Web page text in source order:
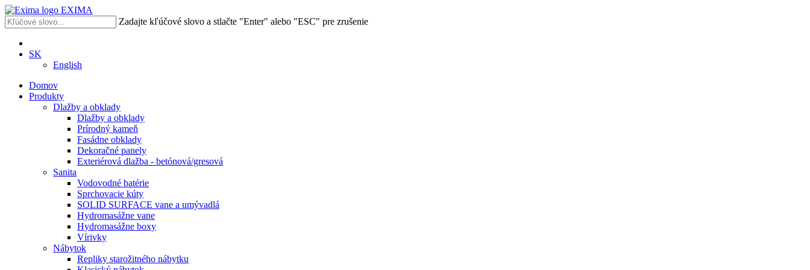
EXIMA
Zadajte kľúčové slovo a stlačte "Enter" alebo "ESC" pre zrušenie
SK
English
Domov
Produkty
Dlažby a obklady
Dlažby a obklady
Prírodný kameň
Fasádne obklady
Dekoračné panely
Exteriérová dlažba - betónová/gresová
Sanita
Vodovodné batérie
Sprchovacie kúty
SOLID SURFACE vane a umývadlá
Hydromasážne vane
Hydromasážne boxy
Vírivky
Nábytok
Repliky starožitného nábytku